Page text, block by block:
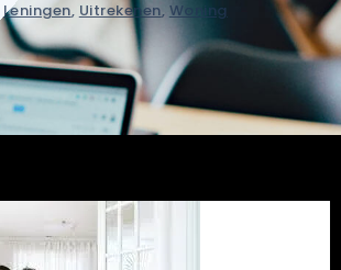
Leningen, Uitrekenen, Woning